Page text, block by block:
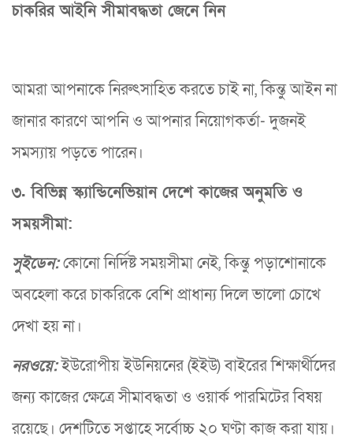
চাকরির আইনি সীমাবদ্ধতা জেনে নিন
আমরা আপনাকে নিরুৎসাহিত করতে চাই না, কিন্তু আইন না
জানার কারণে আপনি ও আপনার নিয়োগকর্তা- দুজনই
সমস্যায় পড়তে পারেন।
৩. বিভিন্ন স্ক্যান্ডিনেভিয়ান দেশে কাজের অনুমতি ও
সময়সীমা:
সুইডেন:কোনো নির্দিষ্ট সময়সীমা নেই, কিন্তু পড়াশোনাকে
অবহেলা করে চাকরিকে বেশি প্রাধান্য দিলে ভালো চোখে
দেখা হয় না।
নরওয়ে:ইউরোপীয় ইউনিয়নের (ইইউ) বাইরের শিক্ষার্থীদের
জন্য কাজের ক্ষেত্রে সীমাবদ্ধতা ও ওয়ার্ক পারমিটের বিষয়
রয়েছে। দেশটিতে সপ্তাহে সর্বোচ্চ ২০ ঘণ্টা কাজ করা যায়।